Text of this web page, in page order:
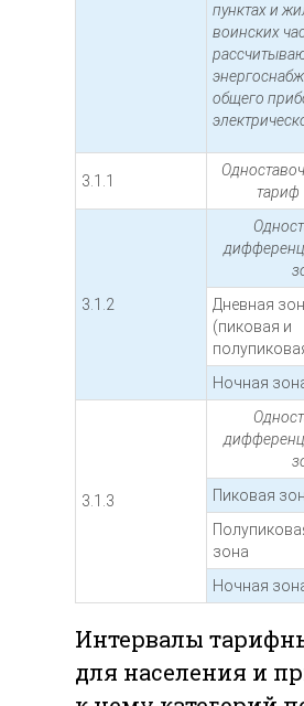
пунктах и
воинских
общего
3.1.1
тариф
3.1.2
Дневная
(пиковая и
Ночная
3.1.3
Пиковая
зона
Ночная
Интервалы
для населения и